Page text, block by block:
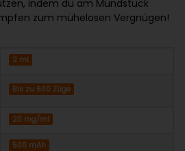
indem du am Mundstück
zum mühelosen Vergnügen!
2 ml
Bis zu 600 Züge
20 mg/ml
500 mAh